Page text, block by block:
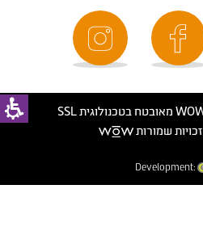
Development: